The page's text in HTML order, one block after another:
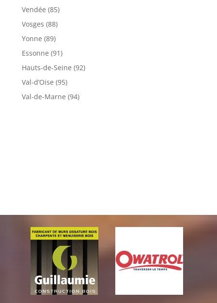
Vendée (85)
Vosges (88)
Yonne (89)
Essonne (91)
Hauts-de-Seine (92)
Val-d’Oise (95)
Val-de-Marne (94)